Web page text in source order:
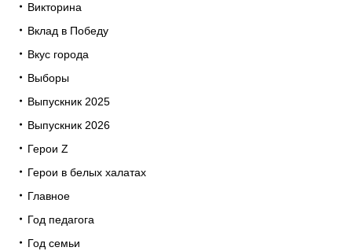
Викторина
Вклад в Победу
Вкус города
Выборы
Выпускник 2025
Выпускник 2026
Герои Z
Герои в белых халатах
Главное
Год педагога
Год семьи